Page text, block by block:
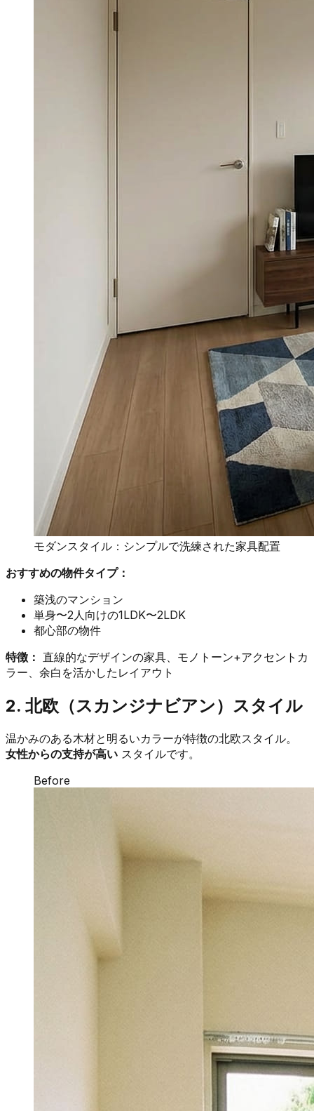
モダンスタイル：シンプルで洗練された家具配置
おすすめの物件タイプ：
築浅のマンション
単身〜2人向けの1LDK〜2LDK
都心部の物件
特徴： 直線的なデザインの家具、モノトーン+アクセントカ
ラー、余白を活かしたレイアウト
2. 北欧（スカンジナビアン）スタイル
温かみのある木材と明るいカラーが特徴の北欧スタイル。
女性からの支持が高い スタイルです。
Before